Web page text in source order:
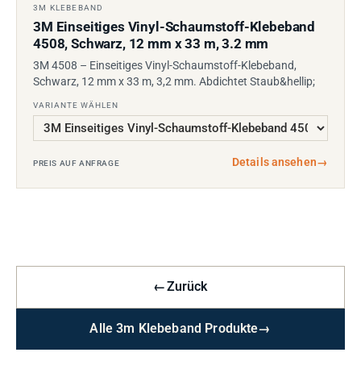
3M KLEBEBAND
3M Einseitiges Vinyl-Schaumstoff-Klebeband
4508, Schwarz, 12 mm x 33 m, 3.2 mm
3M 4508 – Einseitiges Vinyl-Schaumstoff-Klebeband,
Schwarz, 12 mm x 33 m, 3,2 mm. Abdichtet Staub&hellip;
VARIANTE WÄHLEN
PREIS AUF ANFRAGE Details ansehen→
←Zurück
Alle 3m Klebeband Produkte→